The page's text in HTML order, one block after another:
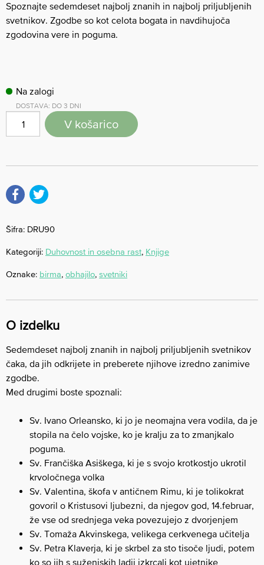
Spoznajte sedemdeset najbolj znanih in najbolj priljubljenih
svetnikov. Zgodbe so kot celota bogata in navdihujoča
zgodovina vere in poguma.
Na zalogi
DOSTAVA: DO 3 DNI
V košarico
Šifra: DRU90
Kategoriji: Duhovnost in osebna rast, Knjige
Oznake: birma, obhajilo, svetniki
O izdelku
Sedemdeset najbolj znanih in najbolj priljubljenih svetnikov
čaka, da jih odkrijete in preberete njihove izredno zanimive
zgodbe.
Med drugimi boste spoznali:
Sv. Ivano Orleansko, ki jo je neomajna vera vodila, da je
stopila na čelo vojske, ko je kralju za to zmanjkalo
poguma.
Sv. Frančiška Asiškega, ki je s svojo krotkostjo ukrotil
krvoločnega volka
Sv. Valentina, škofa v antičnem Rimu, ki je tolikokrat
govoril o Kristusovi ljubezni, da njegov god, 14.februar,
že vse od srednjega veka povezujejo z dvorjenjem
Sv. Tomaža Akvinskega, velikega cerkvenega učitelja
Sv. Petra Klaverja, ki je skrbel za sto tisoče ljudi, potem
ko so jih s suženjskih ladij izkrcali kot ujetnike